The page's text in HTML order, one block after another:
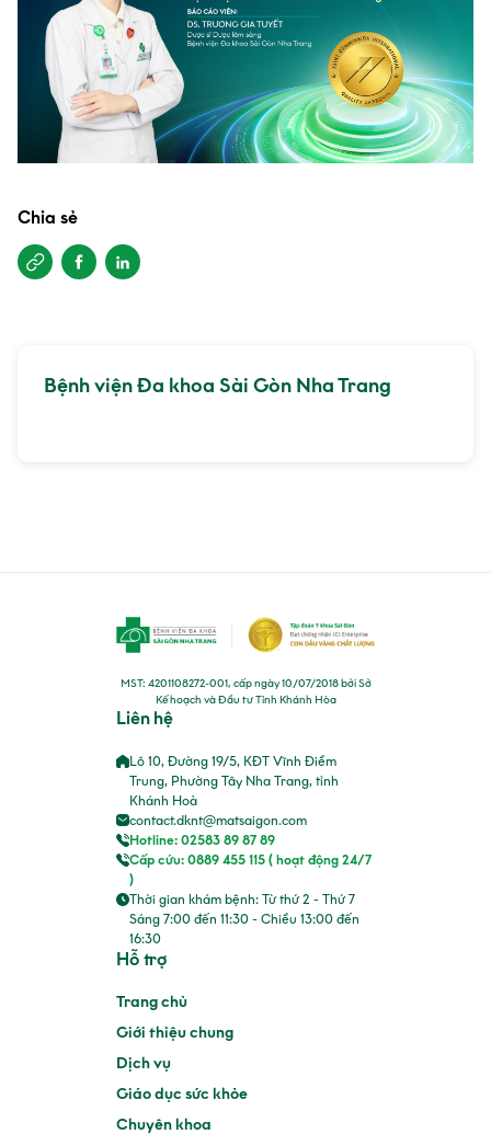
Chia sẻ
Bệnh viện Đa khoa Sài Gòn Nha Trang
MST: 4201108272-001, cấp ngày 10/07/2018 bởi Sở
Kế hoạch và Đầu tư Tỉnh Khánh Hòa
Liên hệ
Lô 10, Đường 19/5, KĐT Vĩnh Điềm
Trung, Phường Tây Nha Trang, tỉnh
Khánh Hoà
contact.dknt@matsaigon.com
Hotline: 02583 89 87 89
Cấp cứu: 0889 455 115 ( hoạt động 24/7
)
Thời gian khám bệnh: Từ thứ 2 - Thứ 7
Sáng 7:00 đến 11:30 - Chiều 13:00 đến
16:30
Hỗ trợ
Trang chủ
Giới thiệu chung
Dịch vụ
Giáo dục sức khỏe
Chuyên khoa